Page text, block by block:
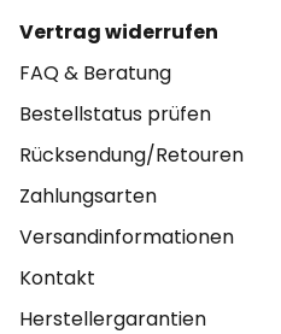
Vertrag widerrufen
FAQ & Beratung
Bestellstatus prüfen
Rücksendung/Retouren
Zahlungsarten
Versandinformationen
Kontakt
Herstellergarantien